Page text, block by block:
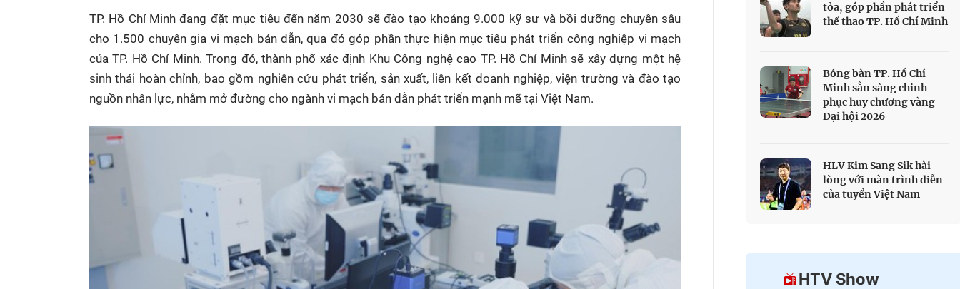
Bé xem gì
Mái ấm gia đình
Việt
Các show khác
Innovation Fest
Chung một tấm
lòng
HTV
SEA Games 33
TP. Hồ Chí Minh đang đặt mục tiêu đến năm 2030 sẽ đào tạo khoảng 9.000 kỹ sư và bồi dưỡng chuyên sâu
cho 1.500 chuyên gia vi mạch bán dẫn, qua đó góp phần thực hiện mục tiêu phát triển công nghiệp vi mạch
của TP. Hồ Chí Minh. Trong đó, thành phố xác định Khu Công nghệ cao TP. Hồ Chí Minh sẽ xây dựng một hệ
sinh thái hoàn chỉnh, bao gồm nghiên cứu phát triển, sản xuất, liên kết doanh nghiệp, viện trường và đào tạo
nguồn nhân lực, nhằm mở đường cho ngành vi mạch bán dẫn phát triển mạnh mẽ tại Việt Nam.
tỏa, góp phần phát triển
thể thao TP. Hồ Chí Minh
Bóng bàn TP. Hồ Chí
Minh sẵn sàng chinh
phục huy chương vàng
Đại hội 2026
HLV Kim Sang Sik hài
lòng với màn trình diễn
của tuyển Việt Nam
HTV Show